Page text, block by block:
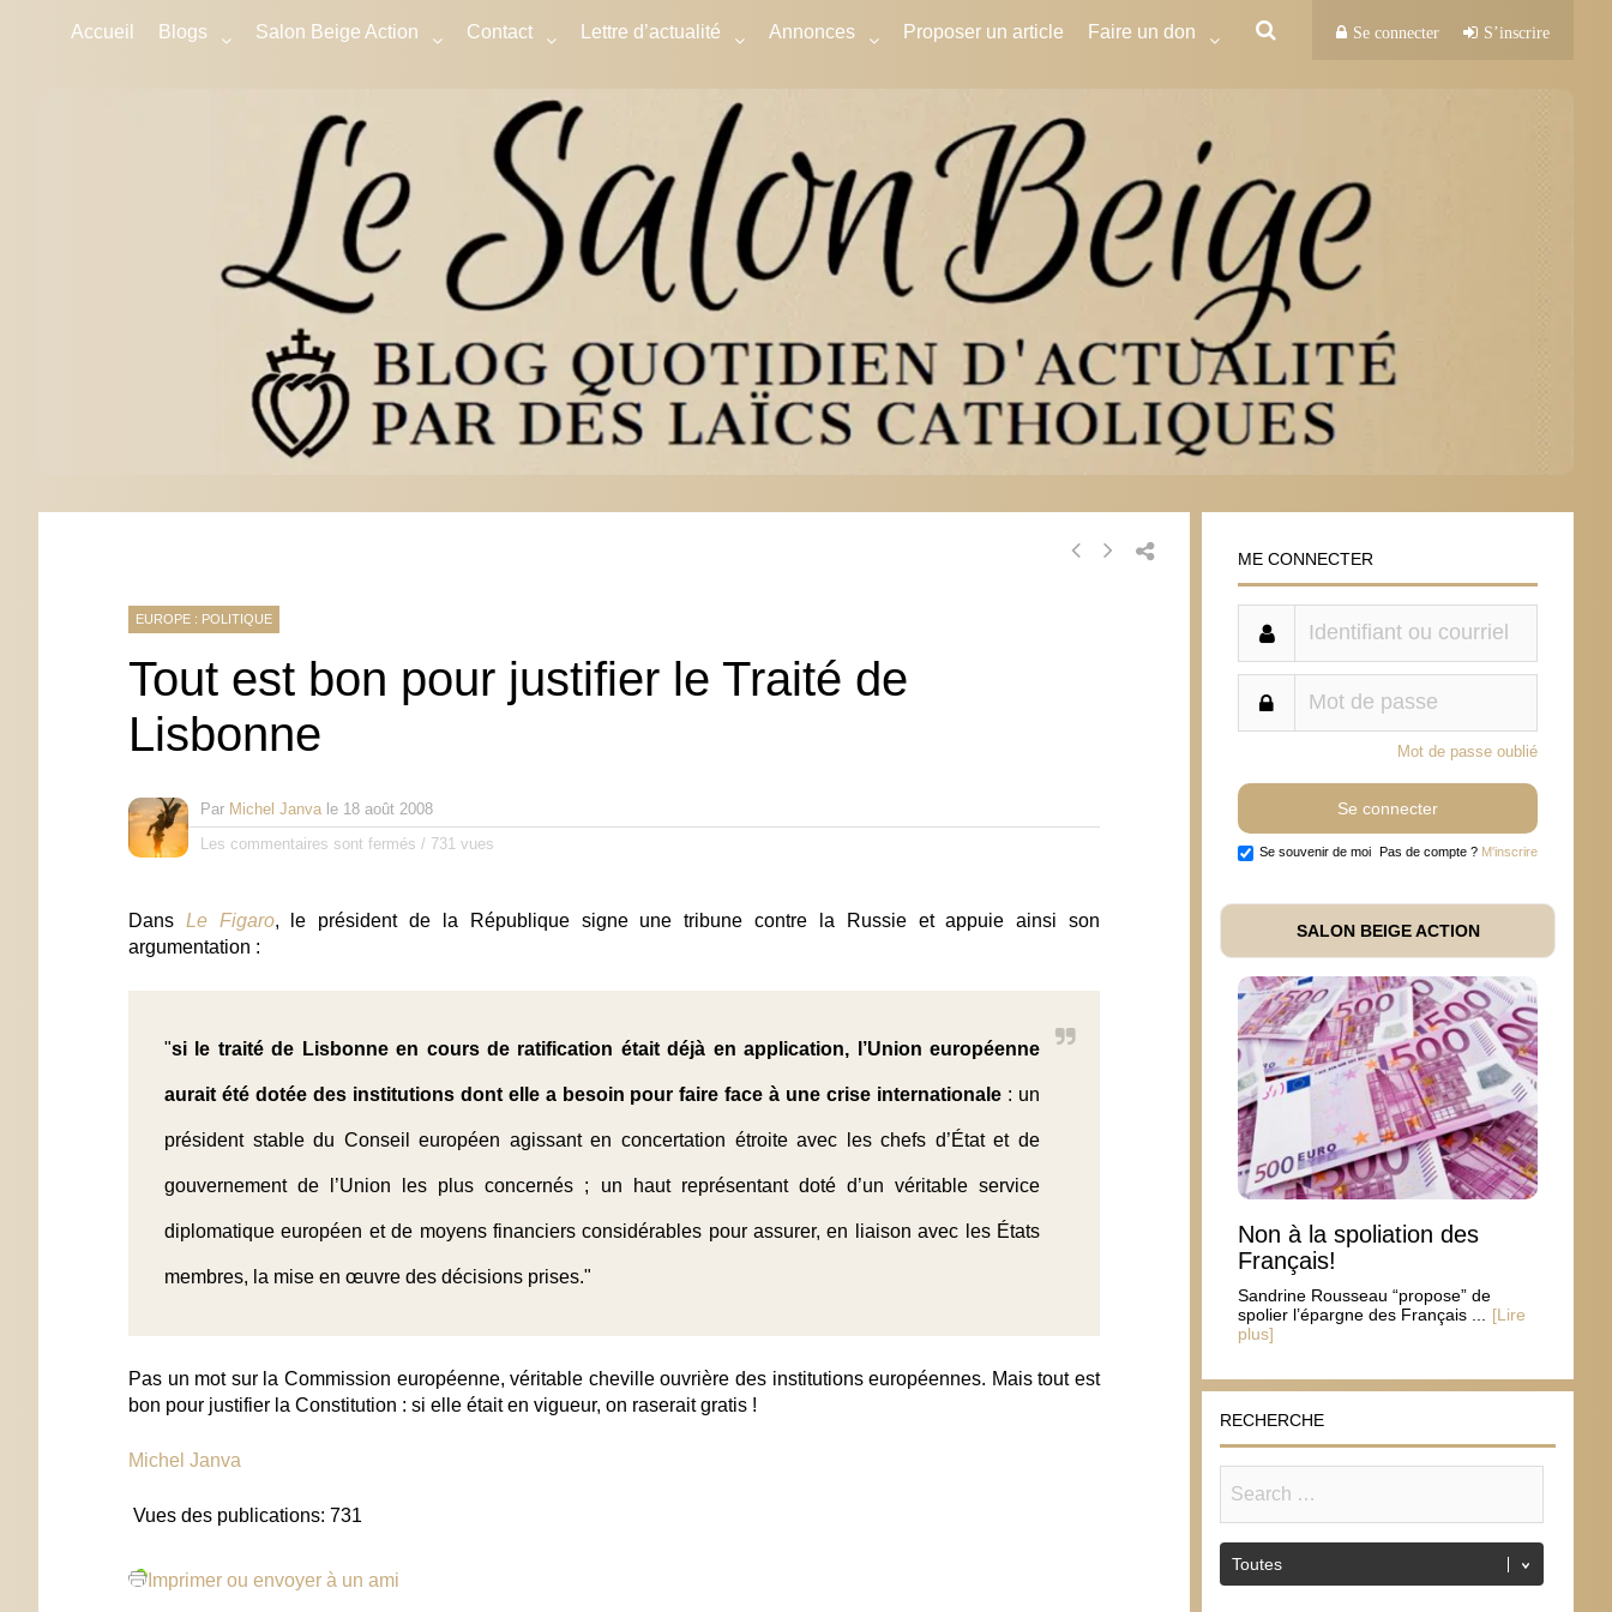
Accueil Blogs Salon Beige Action Contact Lettre d’actualité Annonces Proposer un article Faire un don Se connecter S’inscrire
EUROPE : POLITIQUE
Tout est bon pour justifier le Traité de
Lisbonne
Par Michel Janva le 18 août 2008
Les commentaires sont fermés / 731 vues
Dans Le Figaro, le président de la République signe une tribune contre la Russie et appuie ainsi son
argumentation :
"si le traité de Lisbonne en cours de ratification était déjà en application, l’Union européenne
aurait été dotée des institutions dont elle a besoin pour faire face à une crise internatio­nale : un
président stable du Conseil européen agissant en concertation étroite avec les chefs d’État et de
gouvernement de l’Union les plus concernés ; un haut représentant doté d’un véritable service
diplomatique européen et de moyens financiers considérables pour assurer, en liaison avec les États
membres, la mise en œuvre des décisions prises."
Pas un mot sur la Commission européenne, véritable cheville ouvrière des institutions européennes. Mais tout est
bon pour justifier la Constitution : si elle était en vigueur, on raserait gratis !
Michel Janva
Vues des publications: 731
Imprimer ou envoyer à un ami
ME CONNECTER
Mot de passe oublié
Se souvenir de moi Pas de compte ? M'inscrire
SALON BEIGE ACTION
Non à la spoliation des
Français!
Sandrine Rousseau “propose” de
spolier l’épargne des Français ...
[Lire
plus]
RECHERCHE